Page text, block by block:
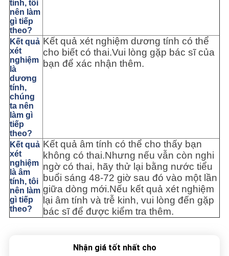
tính, tôi
nên làm
gì tiếp
theo?
Kết quả
xét
nghiệm
là
dương
tính,
chúng
ta nên
làm gì
tiếp
theo?
Kết quả xét nghiệm dương tính có thể
cho biết có thai.Vui lòng gặp bác sĩ của
bạn để xác nhận thêm.
Kết quả
xét
nghiệm
là âm
tính, tôi
nên làm
gì tiếp
theo?
Kết quả âm tính có thể cho thấy bạn
không có thai.Nhưng nếu vẫn còn nghi
ngờ có thai, hãy thử lại bằng nước tiểu
buổi sáng 48-72 giờ sau đó vào một lần
giữa dòng mới.Nếu kết quả xét nghiệm
lại âm tính và trễ kinh, vui lòng đến gặp
bác sĩ để được kiểm tra thêm.
Nhận giá tốt nhất cho